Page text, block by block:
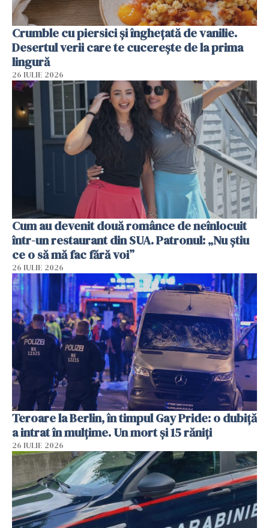
Crumble cu piersici și înghețată de vanilie.
Desertul verii care te cucerește de la prima
lingură
26 IULIE 2026
Cum au devenit două românce de neînlocuit
într-un restaurant din SUA. Patronul: „Nu știu
ce o să mă fac fără voi”
26 IULIE 2026
Teroare la Berlin, în timpul Gay Pride: o dubiță
a intrat în mulțime. Un mort și 15 răniți
26 IULIE 2026